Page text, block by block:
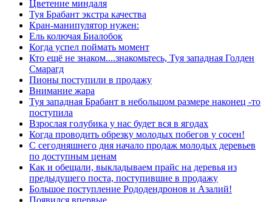
Цветение миндаля
Туя Брабант экстра качества
Кран-манипулятор нужен:
Ель колючая Биалобок
Когда успел поймать момент
Кто ещё не знаком....знакомьтесь, Туя западная Голден
Смарагд
Пионы поступили в продажу
Внимание жара
Туя западная Брабант в небольшом размере наконец -то
поступила
Взрослая голубика у нас будет вся в ягодах
Когда проводить обрезку молодых побегов у сосен!
С сегодняшнего дня начало продаж молодых деревьев
по доступным ценам
Как и обещали, выкладываем прайс на деревья из
предыдущего поста, поступившие в продажу
Большое поступление Рододендронов и Азалий!
Появился впервые